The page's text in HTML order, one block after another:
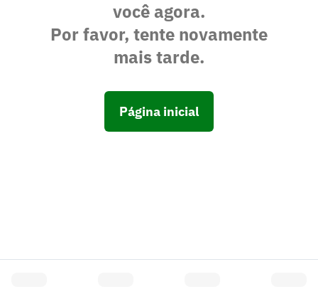
você agora.
Por favor, tente novamente
mais tarde.
Página inicial